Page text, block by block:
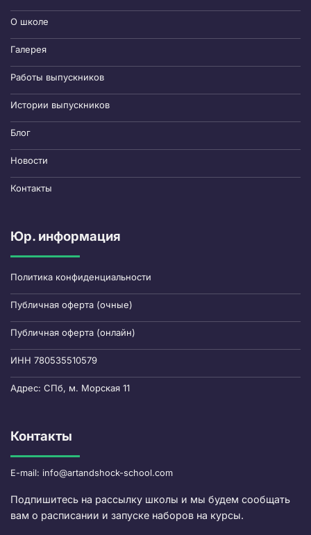
О школе
Галерея
Работы выпускников
Истории выпускников
Блог
Новости
Контакты
Юр. информация
Политика конфиденциальности
Публичная оферта (очные)
Публичная оферта (онлайн)
ИНН 780535510579
Адрес: СПб, м. Морская 11
Контакты
E-mail: info@artandshock-school.com
Подпишитесь на рассылку школы и мы будем сообщать
вам о расписании и запуске наборов на курсы.